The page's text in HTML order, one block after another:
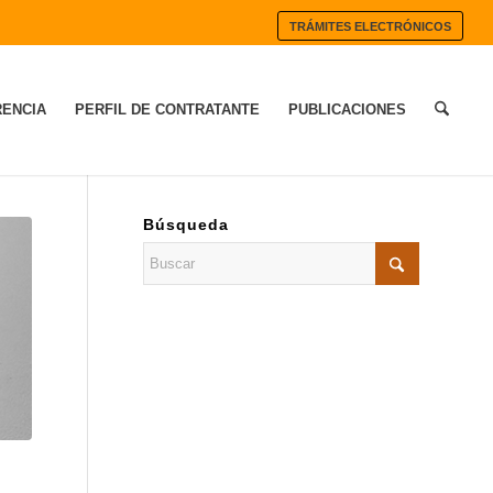
TRÁMITES ELECTRÓNICOS
PERFIL DE CONTRATANTE PUBLICACIONES
Búsqueda